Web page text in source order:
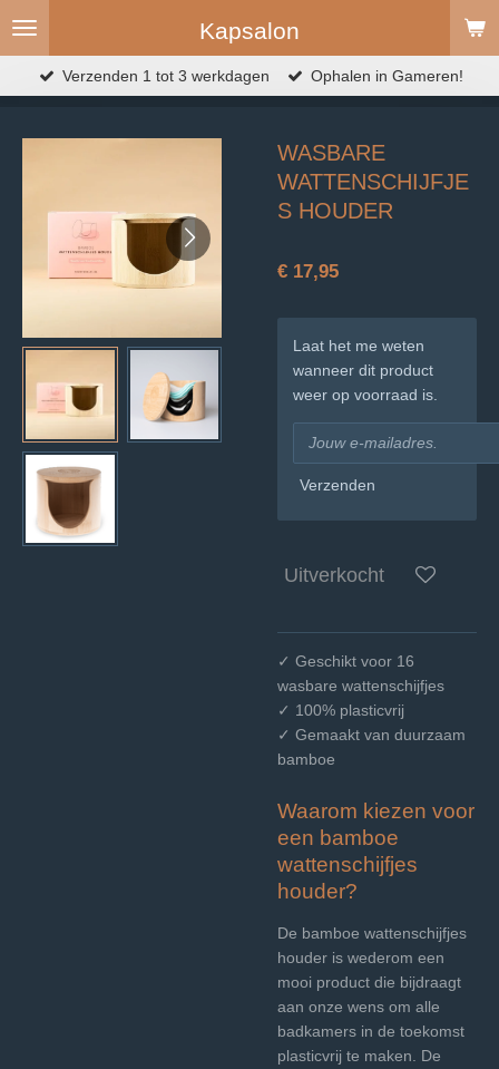
Ga
naar
de
Kapsalon
Verzenden 1 tot 3 werkdagen Ophalen in Gameren!
WASBARE
WATTENSCHIJFJE
S HOUDER
€ 17,95
Laat het me weten
wanneer dit product
weer op voorraad is.
Verzenden
Uitverkocht
✓ Geschikt voor 16
wasbare wattenschijfjes
✓ 100% plasticvrij
✓ Gemaakt van duurzaam
bamboe
Waarom kiezen voor
een bamboe
wattenschijfjes
houder?
De bamboe wattenschijfjes
houder is wederom een
mooi product die bijdraagt
aan onze wens om alle
badkamers in de toekomst
plasticvrij te maken. De